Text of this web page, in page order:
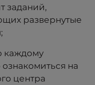
заданий,
развернутые
каждому
на
центра